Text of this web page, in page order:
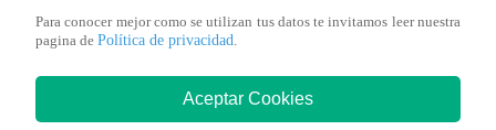
La receta elegida para esta noche por parte de nuestro
Javier Masías y Nelly Rossinelli
prepararanbalotina de pollo rellena de salchicha
ser una receta compleja, nuestros competidores usaron
Para conocer mejor como se utilizan tus datos te invitamos leer nuestra
pagina de Política de privacidad.
Aceptar Cookies